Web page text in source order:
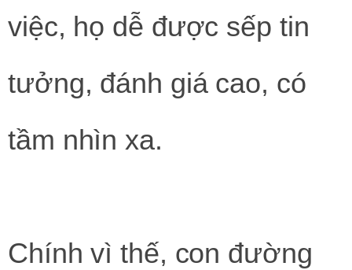
việc, họ dễ được sếp tin
tưởng, đánh giá cao, có
tầm nhìn xa.
Chính vì thế, con đường